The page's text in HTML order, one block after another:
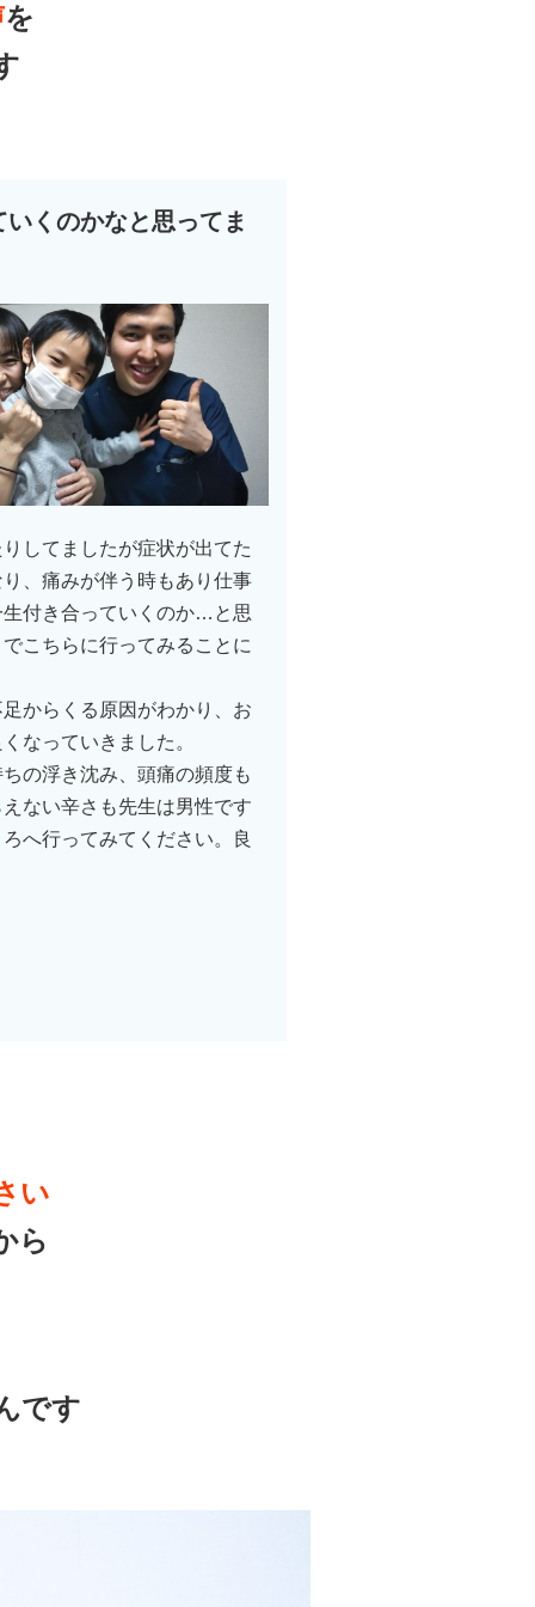
を
くのかなと思ってま
してましたが症状が出てた
、痛みが伴う時もあり仕事
付き合っていくのか…と思
こちらに行ってみることに
からくる原因がわかり、お
なっていきました。
の浮き沈み、頭痛の頻度も
ない辛さも先生は男性です
へ行ってみてください。良
い
ら
です